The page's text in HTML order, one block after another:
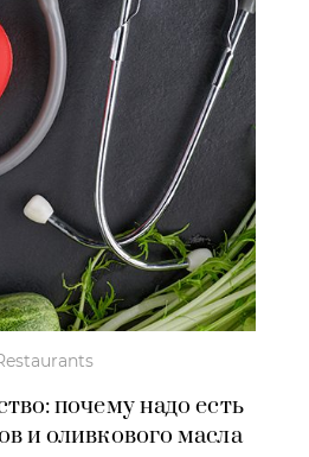
почему надо есть
и оливкового масла